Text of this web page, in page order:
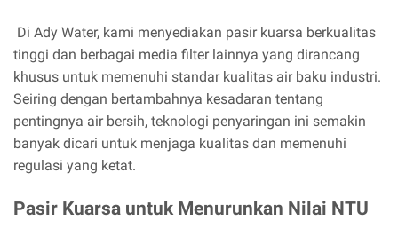
Di Ady Water, kami menyediakan pasir kuarsa berkualitas
tinggi dan berbagai media filter lainnya yang dirancang
khusus untuk memenuhi standar kualitas air baku industri.
Seiring dengan bertambahnya kesadaran tentang
pentingnya air bersih, teknologi penyaringan ini semakin
banyak dicari untuk menjaga kualitas dan memenuhi
regulasi yang ketat.
Pasir Kuarsa untuk Menurunkan Nilai NTU